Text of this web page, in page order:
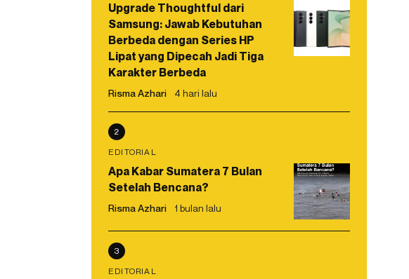
Upgrade Thoughtful dari
Samsung: Jawab Kebutuhan
Berbeda dengan Series HP
Lipat yang Dipecah Jadi Tiga
Karakter Berbeda
Risma Azhari 4 hari lalu
2
EDITORIAL
Apa Kabar Sumatera 7 Bulan
Setelah Bencana?
Risma Azhari 1 bulan lalu
3
EDITORIAL